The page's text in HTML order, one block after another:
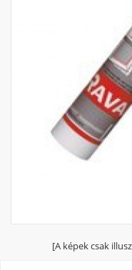
[A képek csak